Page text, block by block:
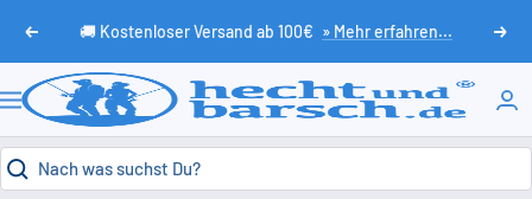
zumZurück 🚚 Kostenloser Versand ab 100€ » Mehr erfahren...
Navigation
HechtundBarsch.de